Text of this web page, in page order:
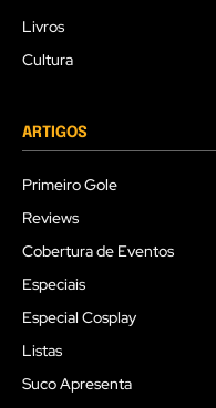
Livros
Cultura
ARTIGOS
Primeiro Gole
Reviews
Cobertura de Eventos
Especiais
Especial Cosplay
Listas
Suco Apresenta